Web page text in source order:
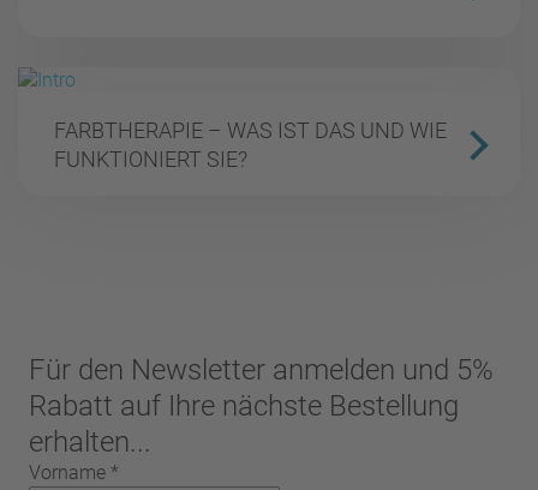
FARBTHERAPIE – WAS IST DAS UND WIE
FUNKTIONIERT SIE?
Für den Newsletter anmelden und 5%
Rabatt auf Ihre nächste Bestellung
erhalten...
Vorname *